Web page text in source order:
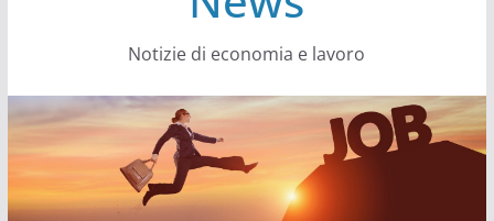
Notizie di economia e lavoro